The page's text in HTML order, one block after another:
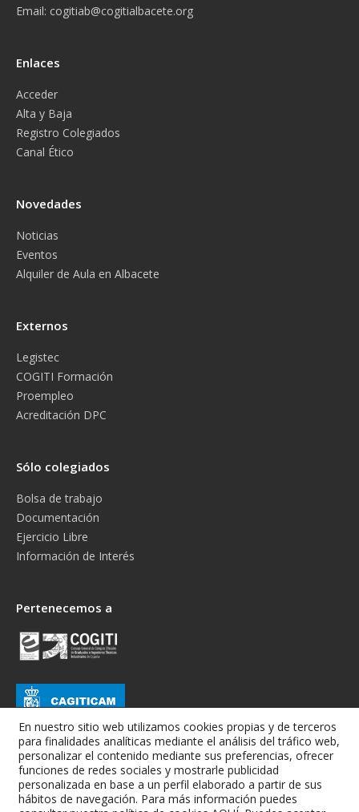
Email: cogitiab@cogitialbacete.org
Enlaces
Acceder
Alta y Baja
Registro Colegiados
Canal Ético
Novedades
Noticias
Eventos
Alquiler de Aula en Albacete
Externos
Legistec
COGITI Formación
Proempleo
Acreditación DPC
Sólo colegiados
Bolsa de trabajo
Documentación
Ejercicio Libre
Información de Interés
Pertenecemos a
En nuestro sitio web utilizamos cookies propias y de terceros
para finalidades analíticas mediante el análisis del tráfico web,
personalizar el contenido mediante sus preferencias, ofrecer
funciones de redes sociales y mostrarle publicidad
personalizada en base a un perfil elaborado a partir de sus
hábitos de navegación. Para más información puedes